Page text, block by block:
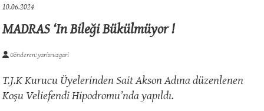
10.06.2024
MADRAS ‘ın Bileği Bükülmüyor !
Gönderen: yarisruzgari
T.J.K Kurucu Üyelerinden Sait Akson Adına düzenlenen
Koşu Veliefendi Hipodromu’nda yapıldı.